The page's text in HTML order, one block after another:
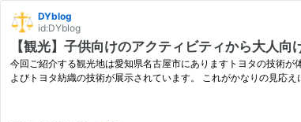
DYblog
id:DYblog
【観光】子供向けのアクティビティから大人向
今回ご紹介する観光地は愛知県名古屋市にありますトヨタの技術
よびトヨタ紡織の技術が展示されています。 これがかなりの見応